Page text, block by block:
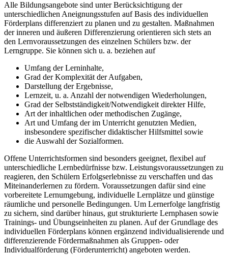
Alle Bildungsangebote sind unter Berücksichtigung der
unterschiedlichen Aneignungsstufen auf Basis des individuellen
Förderplans differenziert zu planen und zu gestalten. Maßnahmen
der inneren und äußeren Differenzierung orientieren sich stets an
den Lernvoraussetzungen des einzelnen Schülers bzw. der
Lerngruppe. Sie können sich u. a. beziehen auf
Umfang der Lerninhalte,
Grad der Komplexität der Aufgaben,
Darstellung der Ergebnisse,
Lernzeit, u. a. Anzahl der notwendigen Wiederholungen,
Grad der Selbstständigkeit/Notwendigkeit direkter Hilfe,
Art der inhaltlichen oder methodischen Zugänge,
Art und Umfang der im Unterricht genutzten Medien,
insbesondere spezifischer didaktischer Hilfsmittel sowie
die Auswahl der Sozialformen.
Offene Unterrichtsformen sind besonders geeignet, flexibel auf
unterschiedliche Lernbedürfnisse bzw. Leistungsvoraussetzungen zu
reagieren, den Schülern Erfolgserlebnisse zu verschaffen und das
Miteinanderlernen zu fördern. Voraussetzungen dafür sind eine
vorbereitete Lernumgebung, individuelle Lernplätze und günstige
räumliche und personelle Bedingungen. Um Lernerfolge langfristig
zu sichern, sind darüber hinaus, gut strukturierte Lernphasen sowie
Trainings- und Übungseinheiten zu planen. Auf der Grundlage des
individuellen Förderplans können ergänzend individualisierende und
differenzierende Fördermaßnahmen als Gruppen- oder
Individualförderung (Förderunterricht) angeboten werden.